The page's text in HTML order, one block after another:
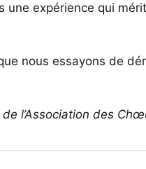
une expérience qui
que nous essayons de
l’Association des